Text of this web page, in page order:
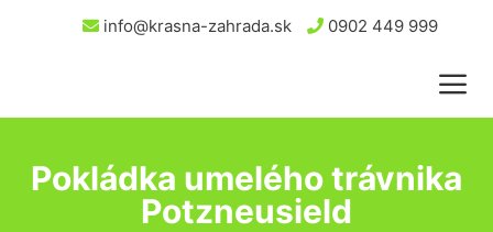
info@krasna-zahrada.sk 0902 449 999
Pokládka umelého trávnika
Potzneusield